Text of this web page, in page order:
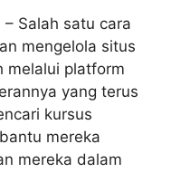
Salah satu cara
mengelola situs
melalui platform
yang terus
kursus
mereka
mereka dalam